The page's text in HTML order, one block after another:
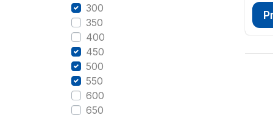
300
350
400
450
500
550
600
650